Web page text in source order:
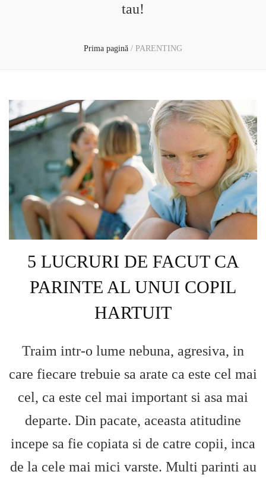
tau!
Prima pagină / PARENTING
5 LUCRURI DE FACUT CA
PARINTE AL UNUI COPIL
HARTUIT
Traim intr-o lume nebuna, agresiva, in
care fiecare trebuie sa arate ca este cel mai
cel, ca este cel mai important si asa mai
departe. Din pacate, aceasta atitudine
incepe sa fie copiata si de catre copii, inca
de la cele mai mici varste. Multi parinti au